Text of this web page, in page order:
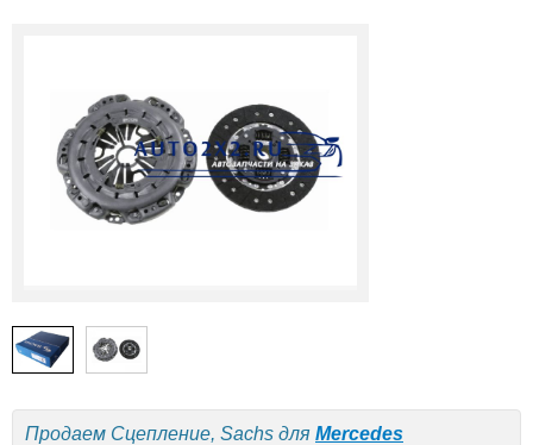
Продаем Сцепление, Sachs для Mercedes